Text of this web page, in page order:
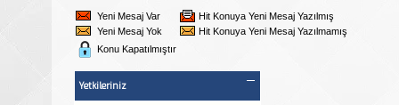
Yeni Mesaj Var
Hit Konuya Yeni Mesaj Yazılmış
Yeni Mesaj Yok
Hit Konuya Yeni Mesaj Yazılmamış
Konu Kapatılmıştır
Yetkileriniz